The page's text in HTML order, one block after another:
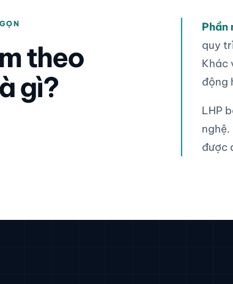
theo
gì?
Phần
quy
Khác
động
LHP
được